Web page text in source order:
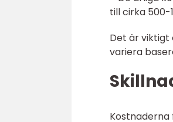
till cirka 500-
Det är
variera